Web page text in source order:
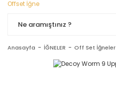
Anasayfa İĞNELER Off Set İğneler